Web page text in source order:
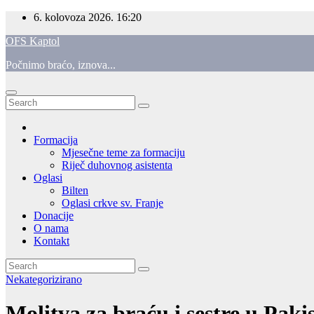
Skip
content
6. kolovoza 2026. 16:20
OFS Kaptol
Počnimo braćo, iznova...
Formacija
Mjesečne teme za formaciju
Riječ duhovnog asistenta
Oglasi
Bilten
Oglasi crkve sv. Franje
Donacije
O nama
Kontakt
Nekategorizirano